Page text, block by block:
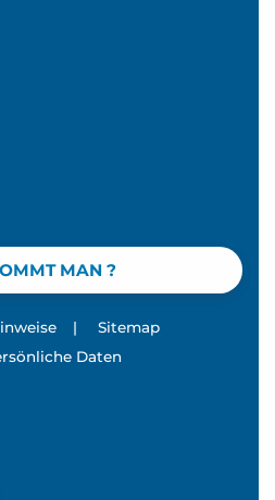
MAN ?
|
Sitemap
Daten